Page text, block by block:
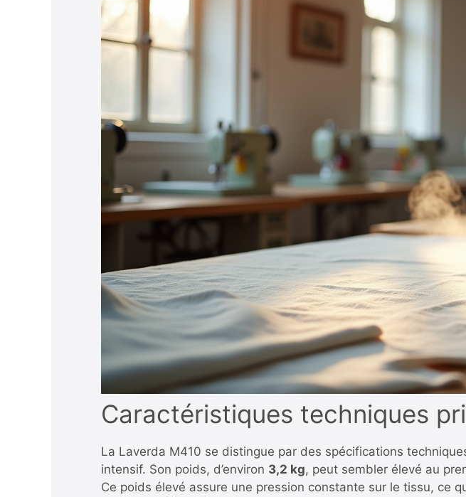
Caractéristiques techniques
La Laverda M410 se distingue par des spécifications
intensif. Son poids, d’environ 3,2 kg, peut sembler élevé au
Ce poids élevé assure une pression constante sur le tissu, ce